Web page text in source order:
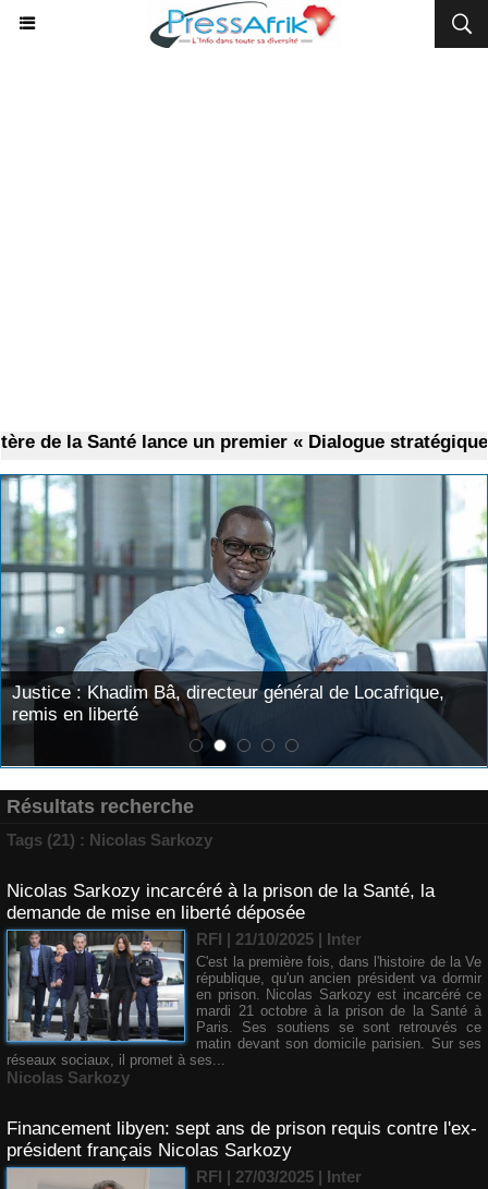
Santé lance un premier « Dialogue stratégique »
Justice : Khadim Bâ, directeur général de Locafrique,
remis en liberté
Résultats recherche
Tags (21) : Nicolas Sarkozy
Nicolas Sarkozy incarcéré à la prison de la Santé, la
demande de mise en liberté déposée
RFI | 21/10/2025 | Inter
C'est la première fois, dans l'histoire de la Ve
république, qu'un ancien président va dormir
en prison. Nicolas Sarkozy est incarcéré ce
mardi 21 octobre à la prison de la Santé à
Paris. Ses soutiens se sont retrouvés ce
matin devant son domicile parisien. Sur ses
réseaux sociaux, il promet à ses...
Nicolas Sarkozy
Financement libyen: sept ans de prison requis contre l'ex-
président français Nicolas Sarkozy
RFI | 27/03/2025 | Inter